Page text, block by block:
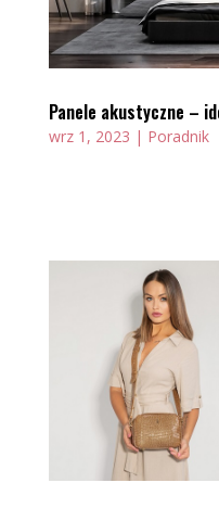
Panele akustyczne –
wrz 1, 2023 | Poradnik